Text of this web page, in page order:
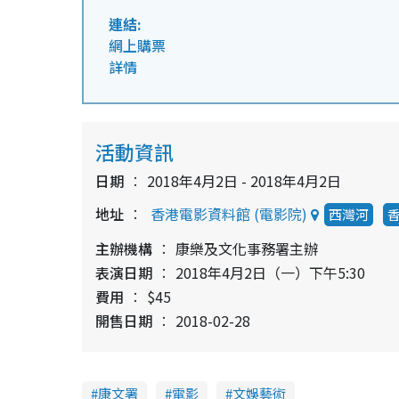
連結:
網上購票
詳情
活動資訊
日期
2018年4月2日 - 2018年4月2日
地址
香港電影資料館 (電影院) 西灣河
主辦機構
康樂及文化事務署主辦
表演日期
2018年4月2日（一）下午5:30
費用
$45
開售日期
2018-02-28
康文署 電影 文娛藝術